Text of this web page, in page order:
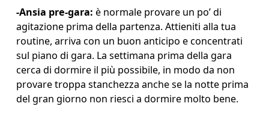
-Ansia pre-gara: è normale provare un po’ di
agitazione prima della partenza. Attieniti alla tua
routine, arriva con un buon anticipo e concentrati
sul piano di gara. La settimana prima della gara
cerca di dormire il più possibile, in modo da non
provare troppa stanchezza anche se la notte prima
del gran giorno non riesci a dormire molto bene.